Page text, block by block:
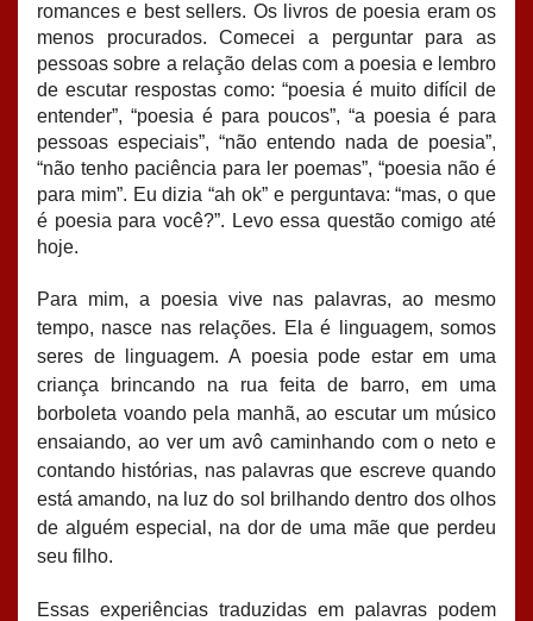
romances e best sellers. Os livros de poesia eram os
menos procurados. Comecei a perguntar para as
pessoas sobre a relação delas com a poesia e lembro
de escutar respostas como: “poesia é muito difícil de
entender”, “poesia é para poucos”, “a poesia é para
pessoas especiais”, “não entendo nada de poesia”,
“não tenho paciência para ler poemas”, “poesia não é
para mim”. Eu dizia “ah ok” e perguntava: “mas, o que
é poesia para você?”. Levo essa questão comigo até
hoje.
Para mim, a poesia vive nas palavras, ao mesmo
tempo, nasce nas relações. Ela é linguagem, somos
seres de linguagem. A poesia pode estar em uma
criança brincando na rua feita de barro, em uma
borboleta voando pela manhã, ao escutar um músico
ensaiando, ao ver um avô caminhando com o neto e
contando histórias, nas palavras que escreve quando
está amando, na luz do sol brilhando dentro dos olhos
de alguém especial, na dor de uma mãe que perdeu
seu filho.
Essas experiências traduzidas em palavras podem